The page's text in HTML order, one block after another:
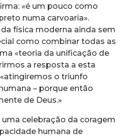
«é um pouco como
numa carvoaria».
física moderna ainda sem
como combinar todas as
«teoria da unificação de
a resposta a esta
o triunfo
– porque então
de Deus.»
celebração da coragem
humana de